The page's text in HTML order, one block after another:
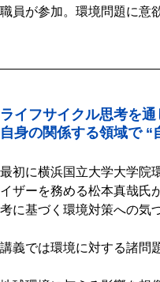
職員が参加。環境問題に意
ライフサイクル思考を通
自身の関係する領域で “
最初に横浜国立大学大学院
イザーを務める松本真哉氏
考に基づく環境対策への気
講義では環境に対する諸問